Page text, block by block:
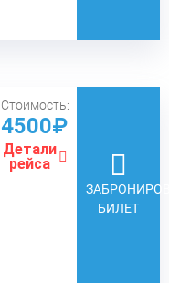
Стоимость:
4500₽
Детали
рейса
БИЛЕТ